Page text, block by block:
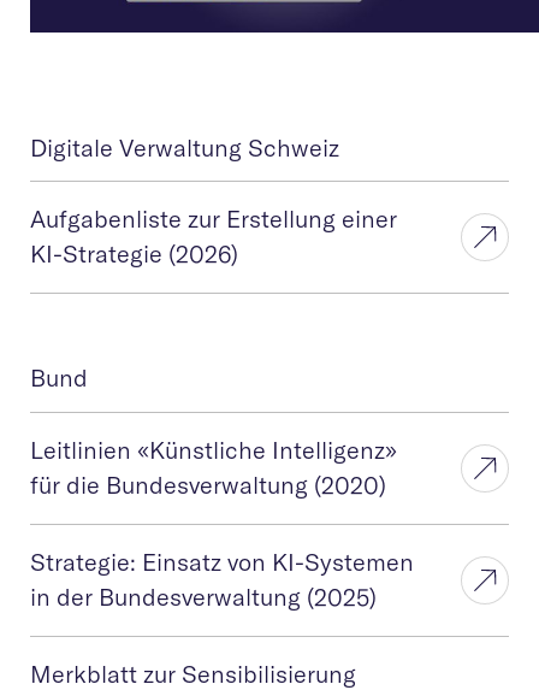
Digitale Verwaltung Schweiz
Aufgabenliste zur Erstellung einer
KI-Strategie (2026)
Bund
Leitlinien «Künstliche Intelligenz»
für die Bundesverwaltung (2020)
Strategie: Einsatz von KI-Systemen
in der Bundesverwaltung (2025)
Merkblatt zur Sensibilisierung